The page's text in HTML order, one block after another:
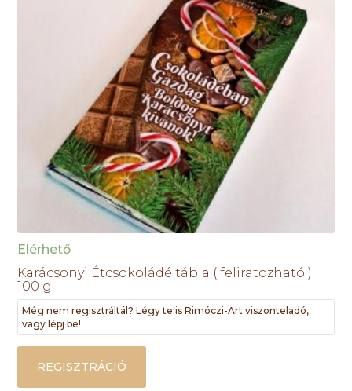
Elérhető
Karácsonyi Étcsokoládé tábla ( feliratozható )
100 g
Még nem regisztráltál? Légy te is Rimóczi-Art viszonteladó,
vagy lépj be!
REGISZTRÁCIÓ